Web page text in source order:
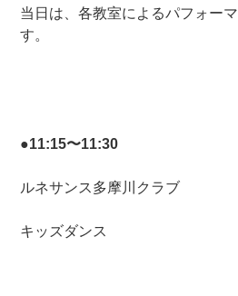
当日は、各教室によるパフォー
す。
●11:15〜11:30
ルネサンス多摩川クラブ
キッズダンス